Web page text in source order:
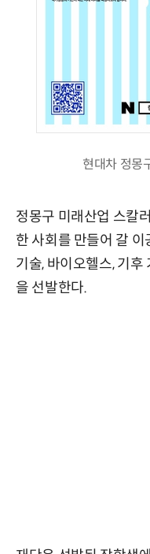
현대차 정몽
정몽구 미래산업 스칼
한 사회를 만들어 갈
기술, 바이오헬스, 기
을 선발한다.